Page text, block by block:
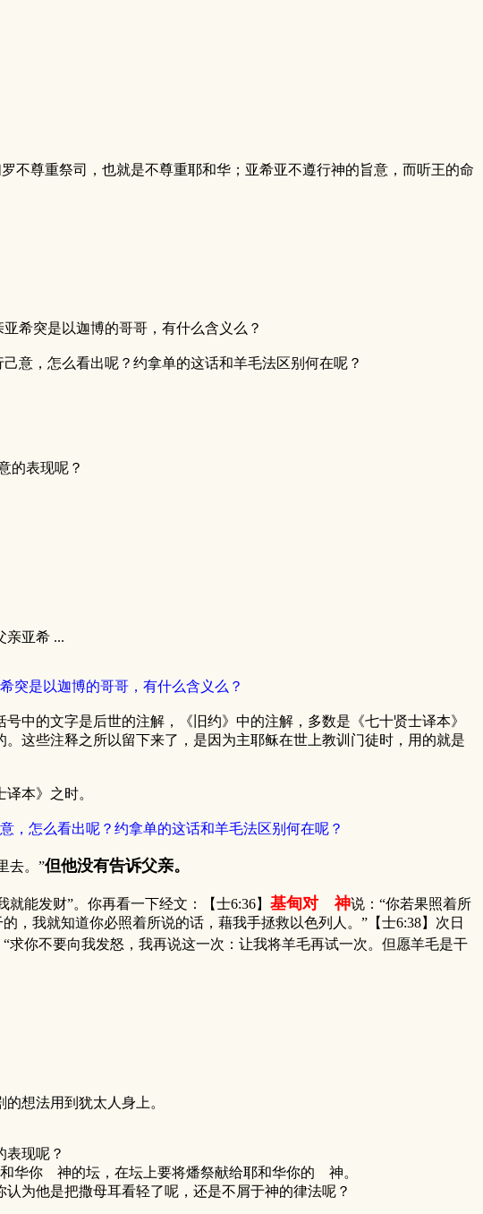
尊重祭司，也就是不尊重耶和华；亚希亚不遵行神的旨意，而听王的命
希突是以迦博的哥哥，有什么含义么？
意，怎么看出呢？约拿单的这话和羊毛法区别何在呢？
的表现呢？
亲亚希 ...
突是以迦博的哥哥，有什么含义么？
中的文字是后世的注解，《旧约》中的注解，多数是《七十贤士译本》
这些注释之所以留下来了，是因为主耶稣在世上教训门徒时，用的就是
本》之时。
，怎么看出呢？约拿单的这话和羊毛法区别何在呢？
去。”但他没有告诉父亲。
能发财”。你再看一下经文：【士6:36】 基甸对 神说：“你若果照着所
，我就知道你必照着所说的话，藉我手拯救以色列人。”【士6:38】次日
“求你不要向我发怒，我再说这一次：让我将羊毛再试一次。但愿羊毛是干
想法用到犹太人身上。
表现呢？
华你 神的坛，在坛上要将燔祭献给耶和华你的 神。
为他是把撒母耳看轻了呢，还是不屑于神的律法呢？